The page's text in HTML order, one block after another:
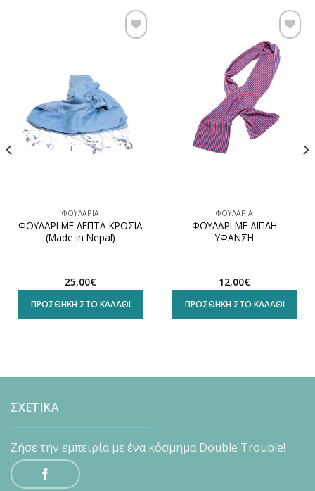
ΦΟΥΛΆΡΙΑ
ΦΟΥΛΑΡΙ ΜΕ ΛΕΠΤΑ ΚΡΟΣΙΑ
(Made in Nepal)
25,00€
ΠΡΟΣΘΉΚΗ ΣΤΟ ΚΑΛΆΘΙ
Προσθήκη
στη
wishlist
ΦΟΥΛΆΡΙΑ
ΦΟΥΛΑΡΙ ΜΕ ΔΙΠΛΗ
ΥΦΑΝΣΗ
12,00€
ΠΡΟΣΘΉΚΗ ΣΤΟ ΚΑΛΆΘΙ
ΣΧΕΤΙΚΑ
Ζήσε την εμπειρία με ένα κόσμημα Double Trouble!